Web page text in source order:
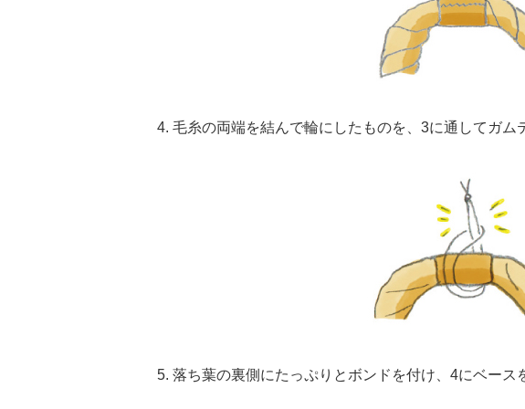
4. 毛糸の両端を結んで輪にしたものを、3に通してガム
5. 落ち葉の裏側にたっぷりとボンドを付け、4にベース